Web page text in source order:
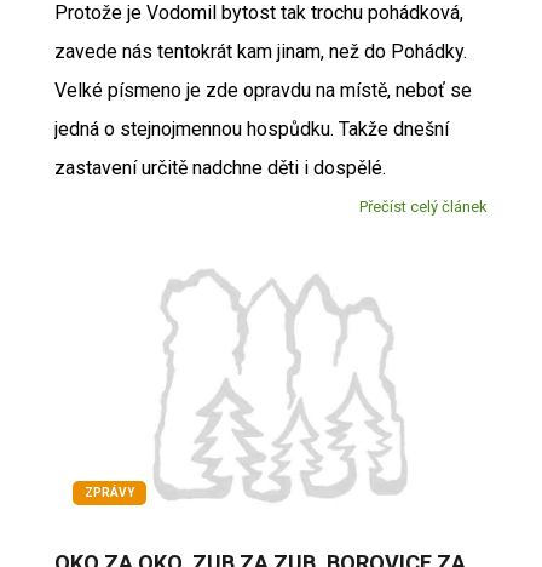
Protože je Vodomil bytost tak trochu pohádková,
zavede nás tentokrát kam jinam, než do Pohádky.
Velké písmeno je zde opravdu na místě, neboť se
jedná o stejnojmennou hospůdku. Takže dnešní
zastavení určitě nadchne děti i dospělé.
Přečíst celý článek
ZPRÁVY